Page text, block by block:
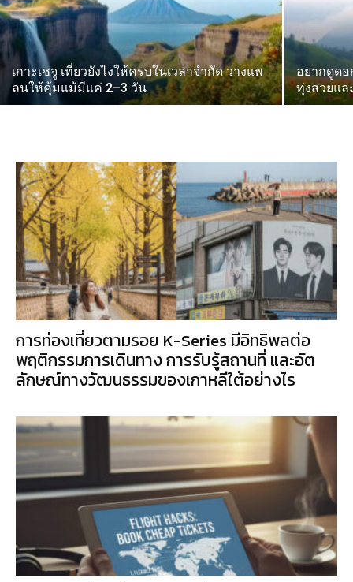
เกาะเชจู เที่ยวยังไงให้ครบในเวลาจำกัด วางแพ
ลนให้คุ้มแม้มีแค่ 2–3 วัน
อยากดูดอ
ทุ่งสวยแ
การท่องเที่ยวตามรอย K-Series มีอิทธิพลต่อ
พฤติกรรมการเดินทาง การรับรู้สถานที่ และอัต
ลักษณ์ทางวัฒนธรรมของเกาหลีใต้อย่างไร